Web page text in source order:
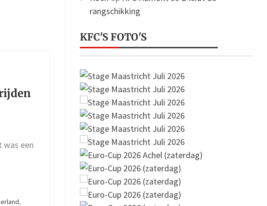
was een
,
rangschikking
KFC'S FOTO'S